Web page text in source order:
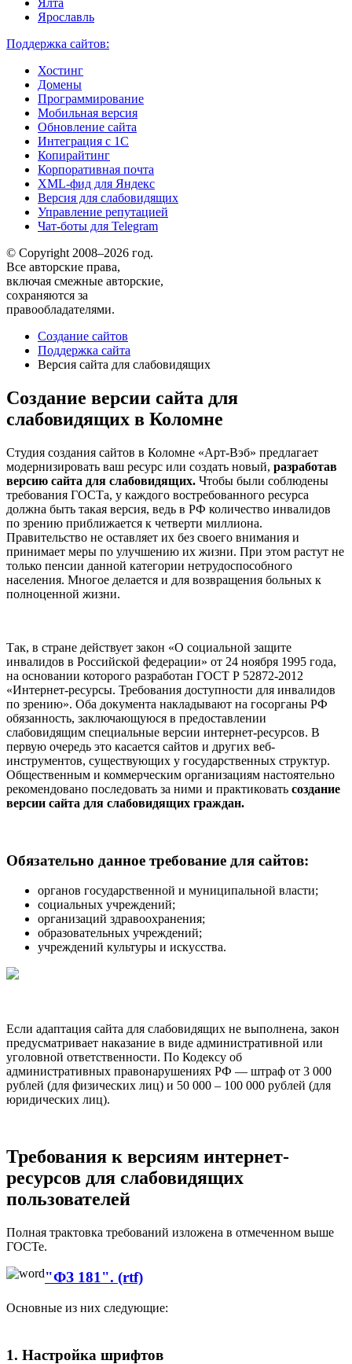
Ялта
Ярославль
Поддержка сайтов:
Хостинг
Домены
Программирование
Мобильная версия
Обновление сайта
Интеграция с 1С
Копирайтинг
Корпоративная почта
XML-фид для Яндекс
Версия для слабовидящих
Управление репутацией
Чат-боты для Telegram
© Copyright 2008–2026 год.
Все авторские права,
включая смежные авторские,
сохраняются за
правообладателями.
Создание сайтов
Поддержка сайта
Версия сайта для слабовидящих
Создание версии сайта для
слабовидящих в Коломне
Студия создания сайтов в Коломне «Арт-Вэб» предлагает
модернизировать ваш ресурс или создать новый, разработав
версию сайта для слабовидящих. Чтобы были соблюдены
требования ГОСТа, у каждого востребованного ресурса
должна быть такая версия, ведь в РФ количество инвалидов
по зрению приближается к четверти миллиона.
Правительство не оставляет их без своего внимания и
принимает меры по улучшению их жизни. При этом растут не
только пенсии данной категории нетрудоспособного
населения. Многое делается и для возвращения больных к
полноценной жизни.
Так, в стране действует закон «О социальной защите
инвалидов в Российской федерации» от 24 ноября 1995 года,
на основании которого разработан ГОСТ Р 52872-2012
«Интернет-ресурсы. Требования доступности для инвалидов
по зрению». Оба документа накладывают на госорганы РФ
обязанность, заключающуюся в предоставлении
слабовидящим специальные версии интернет-ресурсов. В
первую очередь это касается сайтов и других веб-
инструментов, существующих у государственных структур.
Общественным и коммерческим организациям настоятельно
рекомендовано последовать за ними и практиковать создание
версии сайта для слабовидящих граждан.
Обязательно данное требование для сайтов:
органов государственной и муниципальной власти;
социальных учреждений;
организаций здравоохранения;
образовательных учреждений;
учреждений культуры и искусства.
Если адаптация сайта для слабовидящих не выполнена, закон
предусматривает наказание в виде административной или
уголовной ответственности. По Кодексу об
административных правонарушениях РФ — штраф от 3 000
рублей (для физических лиц) и 50 000 – 100 000 рублей (для
юридических лиц).
Требования к версиям интернет-
ресурсов для слабовидящих
пользователей
Полная трактовка требований изложена в отмеченном выше
ГОСТе.
"ФЗ 181". (rtf)
Основные из них следующие:
1. Настройка шрифтов